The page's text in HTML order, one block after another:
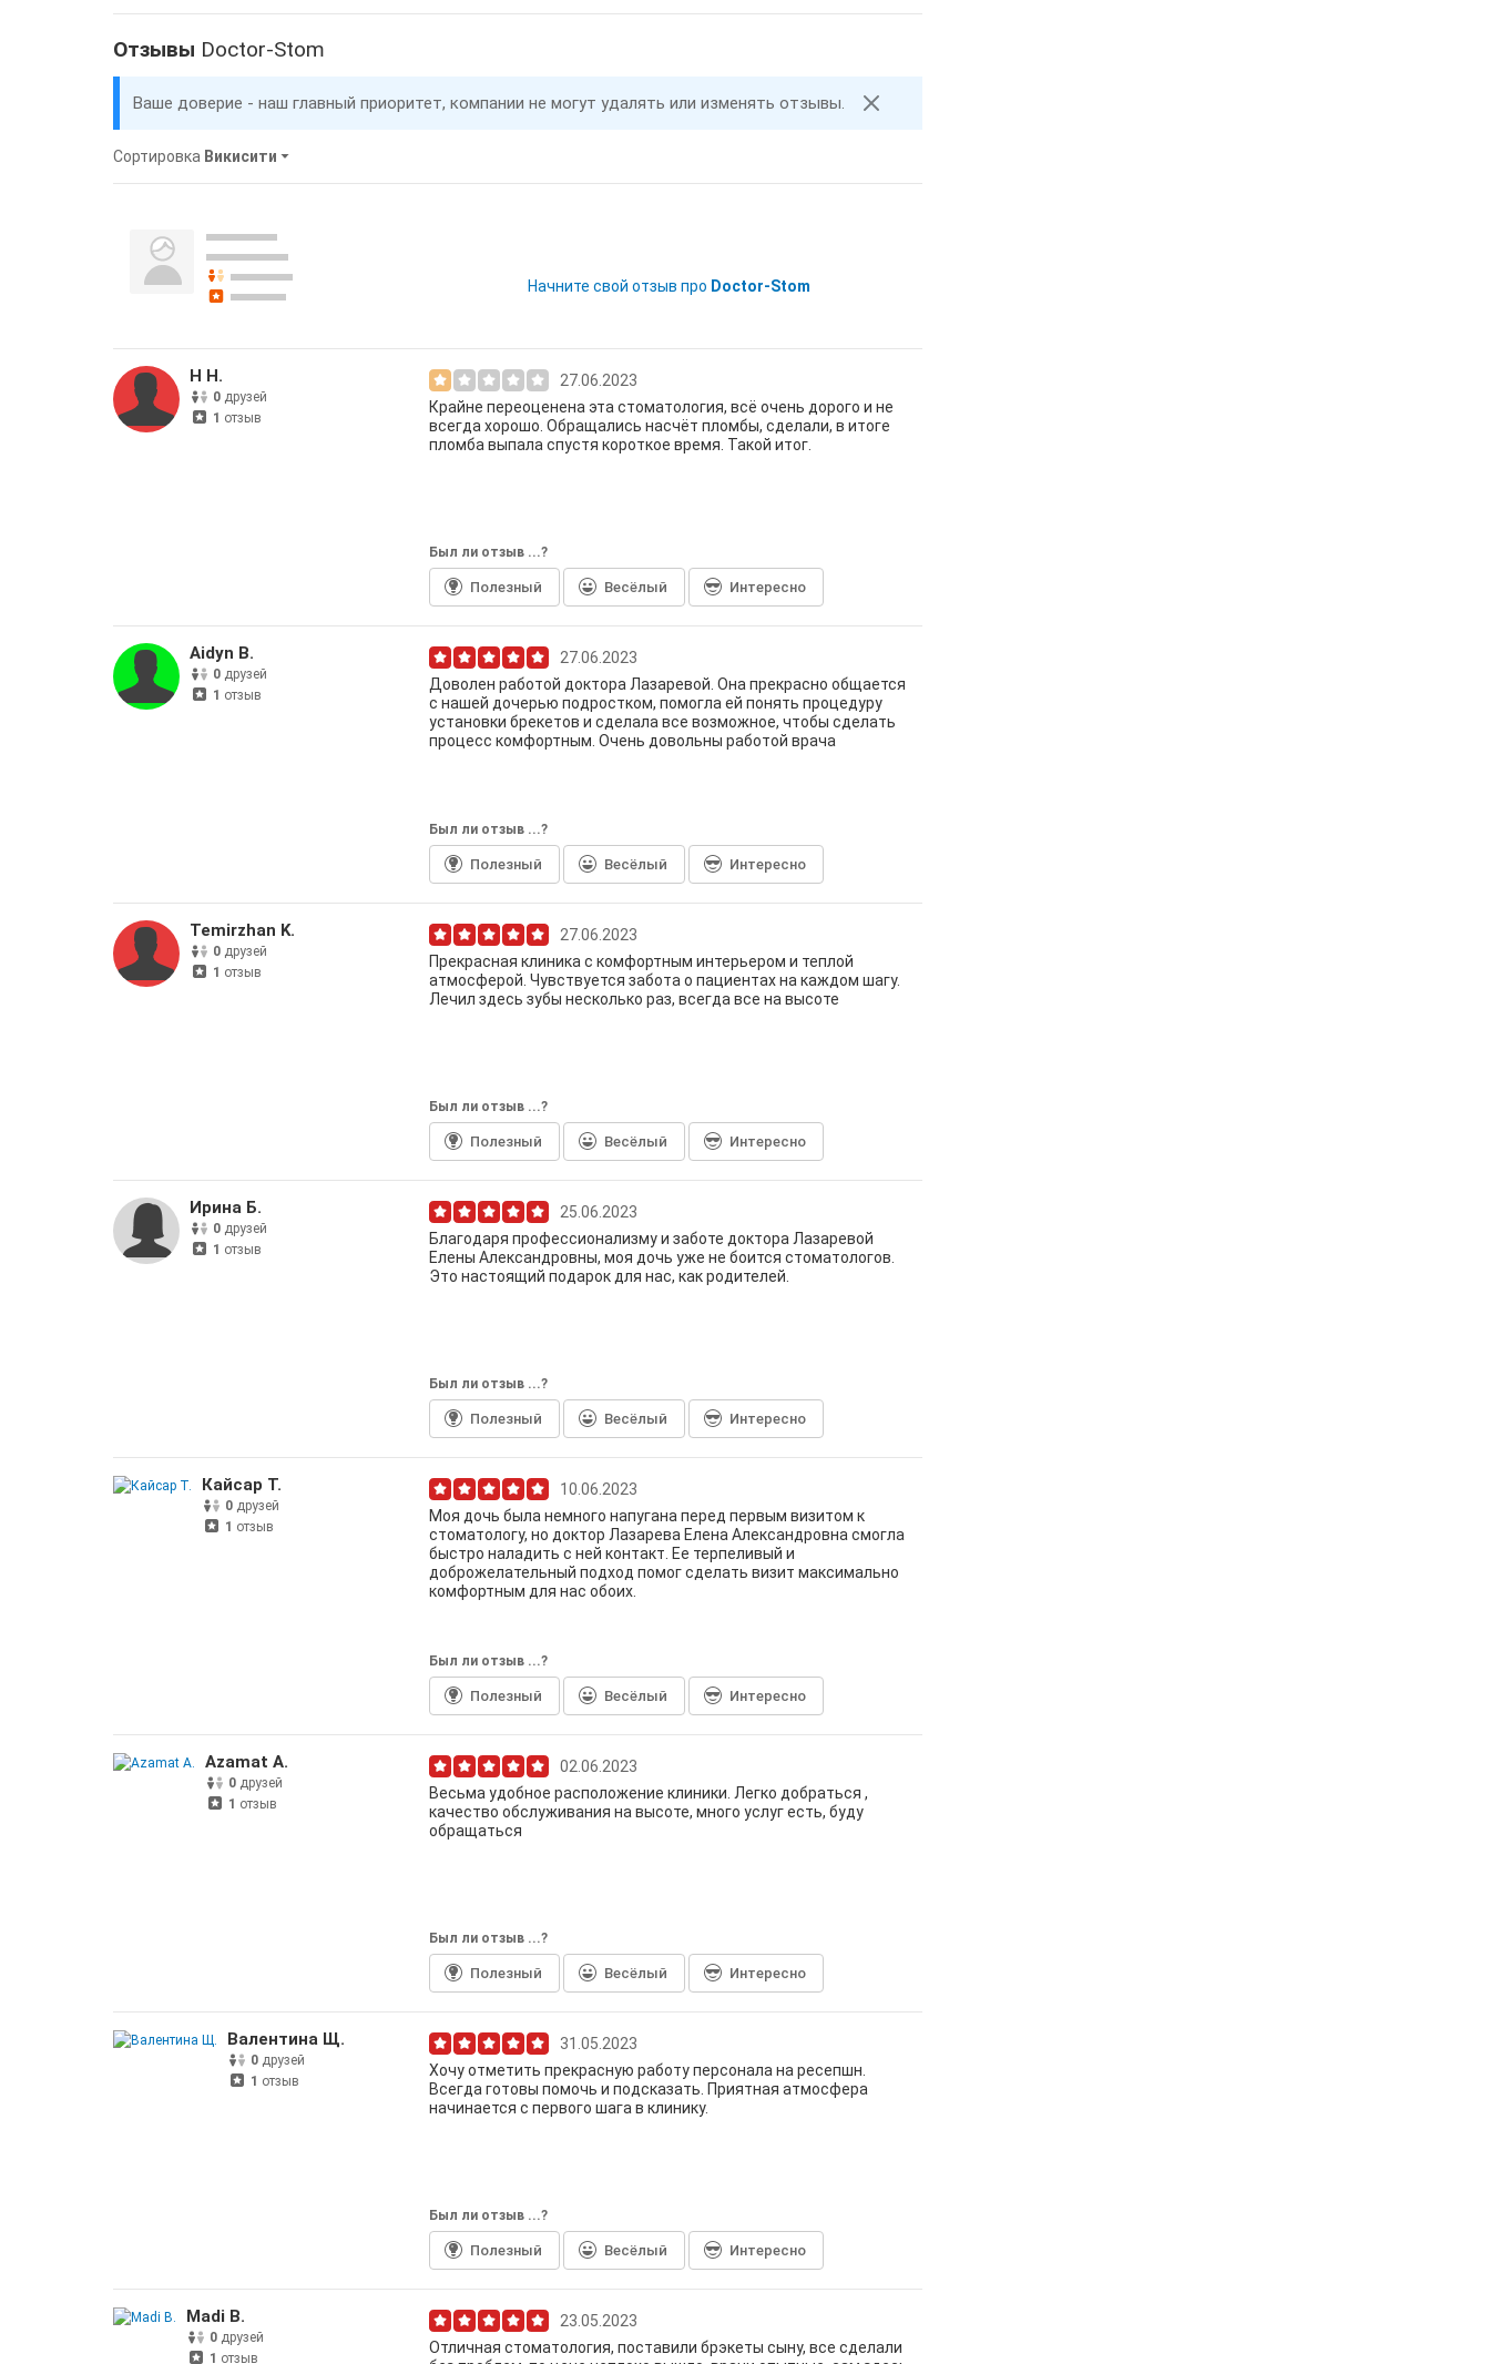
Отзывы Doctor-Stom
Ваше доверие - наш главный приоритет, компании не могут удалять или изменять отзывы.
Сортировка Викисити
Начните свой отзыв про Doctor-Stom
Н Н.
0 друзей
1 отзыв
27.06.2023
Крайне переоценена эта стоматология, всё очень дорого и не
всегда хорошо. Обращались насчёт пломбы, сделали, в итоге
пломба выпала спустя короткое время. Такой итог.
Был ли отзыв ...?
Полезный Весёлый Интересно
Aidyn B.
0 друзей
1 отзыв
27.06.2023
Доволен работой доктора Лазаревой. Она прекрасно общается
с нашей дочерью подростком, помогла ей понять процедуру
установки брекетов и сделала все возможное, чтобы сделать
процесс комфортным. Очень довольны работой врача
Был ли отзыв ...?
Полезный Весёлый Интересно
Temirzhan K.
0 друзей
1 отзыв
27.06.2023
Прекрасная клиника с комфортным интерьером и теплой
атмосферой. Чувствуется забота о пациентах на каждом шагу.
Лечил здесь зубы несколько раз, всегда все на высоте
Был ли отзыв ...?
Полезный Весёлый Интересно
Ирина Б.
0 друзей
1 отзыв
25.06.2023
Благодаря профессионализму и заботе доктора Лазаревой
Елены Александровны, моя дочь уже не боится стоматологов.
Это настоящий подарок для нас, как родителей.
Был ли отзыв ...?
Полезный Весёлый Интересно
Кайсар Т.
0 друзей
1 отзыв
10.06.2023
Моя дочь была немного напугана перед первым визитом к
стоматологу, но доктор Лазарева Елена Александровна смогла
быстро наладить с ней контакт. Ее терпеливый и
доброжелательный подход помог сделать визит максимально
комфортным для нас обоих.
Был ли отзыв ...?
Полезный Весёлый Интересно
Azamat A.
0 друзей
1 отзыв
02.06.2023
Весьма удобное расположение клиники. Легко добраться ,
качество обслуживания на высоте, много услуг есть, буду
обращаться
Был ли отзыв ...?
Полезный Весёлый Интересно
Валентина Щ.
0 друзей
1 отзыв
31.05.2023
Хочу отметить прекрасную работу персонала на ресепшн.
Всегда готовы помочь и подсказать. Приятная атмосфера
начинается с первого шага в клинику.
Был ли отзыв ...?
Полезный Весёлый Интересно
Madi B.
0 друзей
1 отзыв
23.05.2023
Отличная стоматология, поставили брэкеты сыну, все сделали